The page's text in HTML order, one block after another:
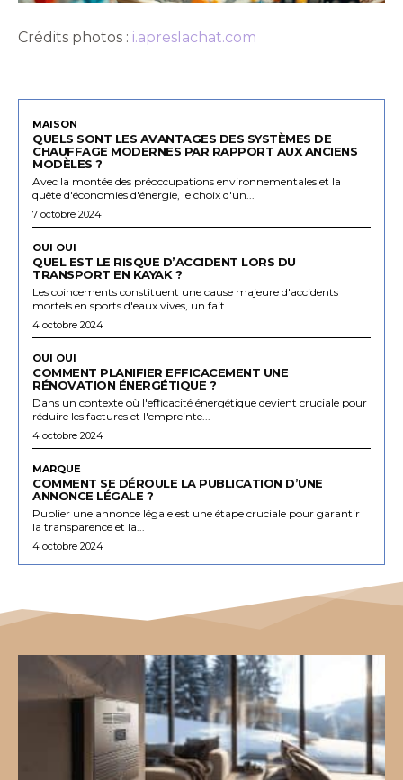
Crédits photos : i.apreslachat.com
MAISON
QUELS SONT LES AVANTAGES DES SYSTÈMES DE
CHAUFFAGE MODERNES PAR RAPPORT AUX ANCIENS
MODÈLES ?
Avec la montée des préoccupations environnementales et la
quête d'économies d'énergie, le choix d'un...
7 octobre 2024
OUI OUI
QUEL EST LE RISQUE D’ACCIDENT LORS DU
TRANSPORT EN KAYAK ?
Les coincements constituent une cause majeure d'accidents
mortels en sports d'eaux vives, un fait...
4 octobre 2024
OUI OUI
COMMENT PLANIFIER EFFICACEMENT UNE
RÉNOVATION ÉNERGÉTIQUE ?
Dans un contexte où l'efficacité énergétique devient cruciale pour
réduire les factures et l'empreinte...
4 octobre 2024
MARQUE
COMMENT SE DÉROULE LA PUBLICATION D’UNE
ANNONCE LÉGALE ?
Publier une annonce légale est une étape cruciale pour garantir
la transparence et la...
4 octobre 2024